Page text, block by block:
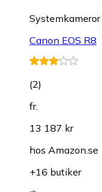
Systemkameror
Canon EOS R8
(2)
fr.
13 187 kr
hos Amazon.se
+16 butiker